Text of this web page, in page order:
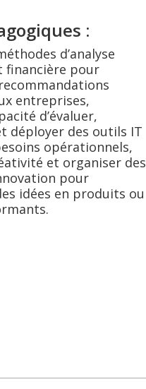
:
d’analyse
financière pour
entreprises,
d’évaluer,
déployer des outils IT
opérationnels,
et organiser des
pour
idées en produits ou